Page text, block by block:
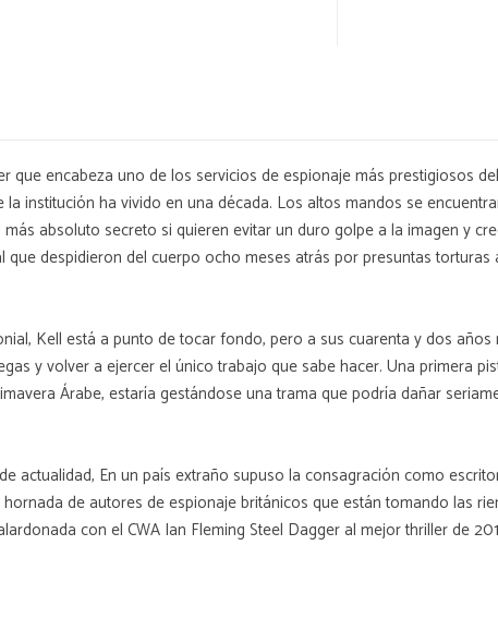
encabeza uno de los servicios de espionaje más prestigiosos
institución ha vivido en una década. Los altos mandos se
absoluto secreto si quieren evitar un duro golpe a la imagen y
despidieron del cuerpo ocho meses atrás por presuntas torturas
Kell está a punto de tocar fondo, pero a sus cuarenta y dos
y volver a ejercer el único trabajo que sabe hacer. Una primera
Árabe, estaría gestándose una trama que podría dañar
En un país extraño supuso la consagración como
de autores de espionaje británicos que están tomando las
con el CWA Ian Fleming Steel Dagger al mejor thriller de